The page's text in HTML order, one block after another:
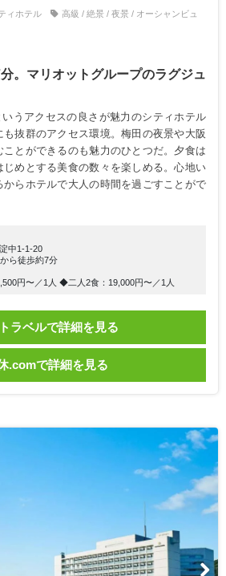
ィホテル
高級 / 絶景 / 夜景 / オーシャンビュ
。マリオットグループのラグジュ
うアクセスの良さが魅力のシティホテル
抜群のアクセス環境。梅田の夜景や大阪
とができるのも魅力のひとつだ。夕食は
じめとする美食の数々を楽しめる。心地い
らホテルで大人の時間を過ごすことがで
中1-1-20
ら徒歩約7分
円〜／1人 ◆二人2食：19,000円〜／1人
ラベルで詳細を見る
.comで詳細を見る